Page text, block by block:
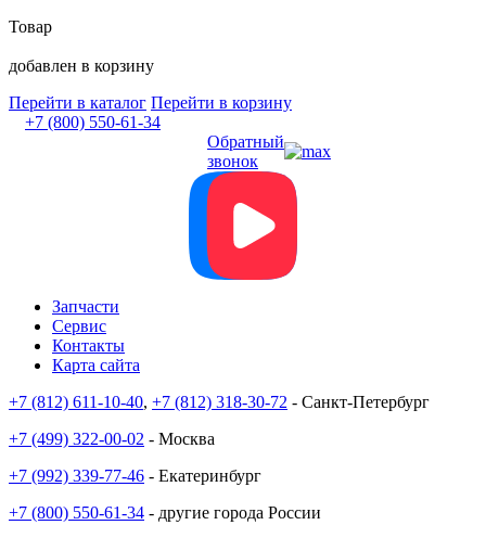
Товар
добавлен в корзину
Перейти в каталог Перейти в корзину
+7 (800) 550-61-34
Обратный
звонок
Запчасти
Сервис
Контакты
Карта сайта
+7 (812) 611-10-40, +7 (812) 318-30-72 - Санкт-Петербург
+7 (499) 322-00-02 - Москва
+7 (992) 339-77-46 - Екатеринбург
+7 (800) 550-61-34 - другие города России